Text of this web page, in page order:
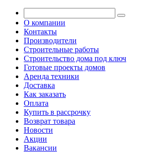
О компании
Контакты
Производители
Строительные работы
Строительство дома под ключ
Готовые проекты домов
Аренда техники
Доставка
Как заказать
Оплата
Купить в рассрочку
Возврат товара
Новости
Акции
Вакансии